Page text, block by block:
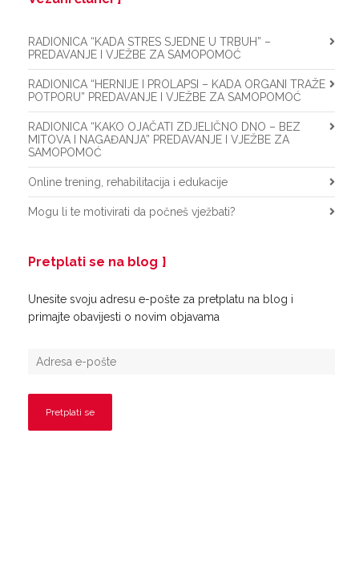
RADIONICA “KADA STRES SJEDNE U TRBUH” –
PREDAVANJE I VJEŽBE ZA SAMOPOMOĆ
RADIONICA “HERNIJE I PROLAPSI – KADA ORGANI TRAŽE
POTPORU” PREDAVANJE I VJEŽBE ZA SAMOPOMOĆ
RADIONICA “KAKO OJAČATI ZDJELIČNO DNO – BEZ
MITOVA I NAGAĐANJA” PREDAVANJE I VJEŽBE ZA
SAMOPOMOĆ
Online trening, rehabilitacija i edukacije
Mogu li te motivirati da počneš vježbati?
Pretplati se na blog
Unesite svoju adresu e-pošte za pretplatu na blog i
primajte obavijesti o novim objavama